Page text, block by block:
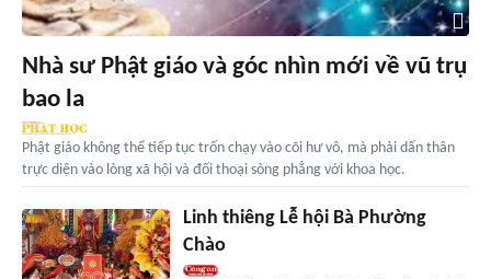
Nhà sư Phật giáo và góc nhìn mới về vũ trụ
bao la
Phật giáo không thể tiếp tục trốn chạy vào cõi hư vô, mà phải dấn thân
trực diện vào lòng xã hội và đối thoại sòng phẳng với khoa học.
Linh thiêng Lễ hội Bà Phường
Chào